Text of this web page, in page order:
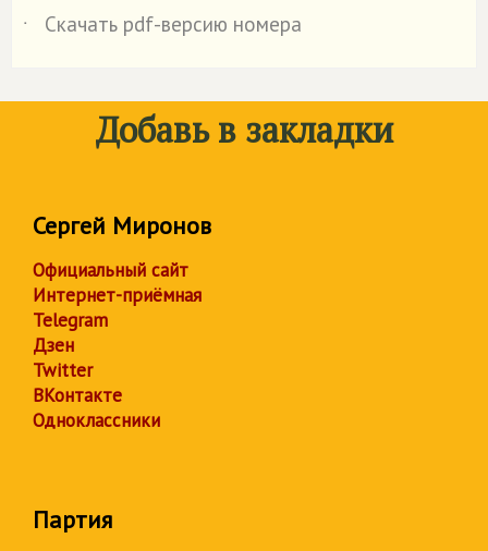
˙
Скачать pdf-версию номера
Добавь в закладки
Сергей Миронов
Официальный сайт
Интернет-приёмная
Telegram
Дзен
Twitter
ВКонтакте
Одноклассники
Партия